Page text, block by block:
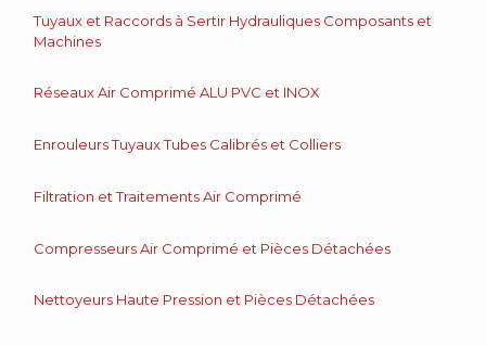
Tuyaux et Raccords à Sertir Hydrauliques Composants et
Machines
Réseaux Air Comprimé ALU PVC et INOX
Enrouleurs Tuyaux Tubes Calibrés et Colliers
Filtration et Traitements Air Comprimé
Compresseurs Air Comprimé et Pièces Détachées
Nettoyeurs Haute Pression et Pièces Détachées